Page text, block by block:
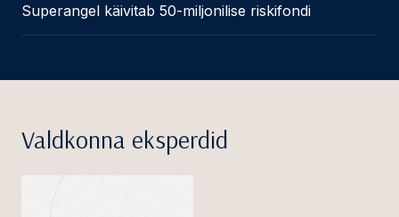
Superangel käivitab 50-miljonilise riskifondi
Valdkonna eksperdid